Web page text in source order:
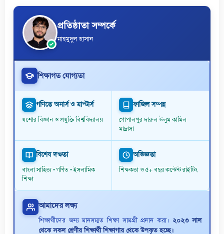
প্রতিষ্ঠাতা সম্পর্কে
মাহমুদুল হাসান
শিক্ষাগত যোগ্যতা
গণিতে অনার্স ও মাস্টার্স
যশোর বিজ্ঞান ও প্রযুক্তি বিশ্ববিদ্যালয়
ফাজিল সম্পন্ন
গোপালপুর দারুল উলুম কামিল
মাদ্রাসা
বিশেষ দক্ষতা
বাংলা সাহিত্য • গণিত • ইসলামিক
শিক্ষা
অভিজ্ঞতা
শিক্ষকতা ও ৫+ বছর কন্টেন্ট রাইটিং
আমাদের লক্ষ্য
শিক্ষার্থীদের জন্য মানসম্মত শিক্ষা সামগ্রী প্রদান করা। ২০২৩ সাল
থেকে সকল শ্রেণীর শিক্ষার্থী শিক্ষাগার থেকে উপকৃত হচ্ছে।